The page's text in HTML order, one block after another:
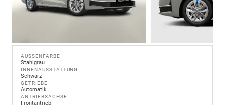
AUSSENFARBE
Stahlgrau
INNENAUSSTATTUNG
Schwarz
GETRIEBE
Automatik
ANTRIEBSACHSE
Frontantrieb